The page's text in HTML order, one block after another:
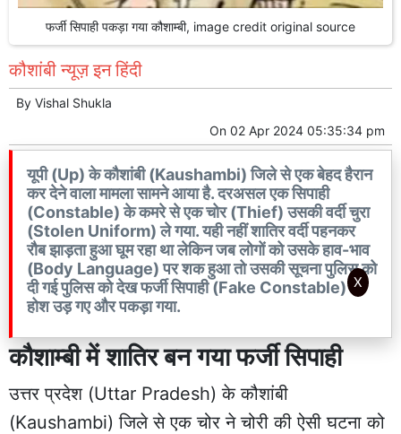
फर्जी सिपाही पकड़ा गया कौशाम्बी, image credit original source
कौशांबी न्यूज़ इन हिंदी
By Vishal Shukla
On 02 Apr 2024 05:35:34 pm
यूपी (Up) के कौशांबी (Kaushambi) जिले से एक बेहद हैरान
कर देने वाला मामला सामने आया है. दरअसल एक सिपाही
(Constable) के कमरे से एक चोर (Thief) उसकी वर्दी चुरा
(Stolen Uniform) ले गया. यही नहीं शातिर वर्दी पहनकर
रौब झाड़ता हुआ घूम रहा था लेकिन जब लोगों को उसके हाव-भाव
(Body Language) पर शक हुआ तो उसकी सूचना पुलिस को
दी गई पुलिस को देख फर्जी सिपाही (Fake Constable) के
होश उड़ गए और पकड़ा गया.
कौशाम्बी में शातिर बन गया फर्जी सिपाही
उत्तर प्रदेश (Uttar Pradesh) के कौशांबी
(Kaushambi) जिले से एक चोर ने चोरी की ऐसी घटना को
X